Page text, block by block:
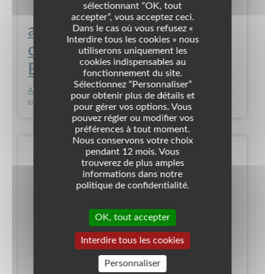
association des parents
d'élèves du groupe scolaire
BLAISE PASCAL
Association
Enfance &Enseignement Primaire Enseignement - Formation
sélectionnant “OK, tout
accepter”, vous acceptez ceci.
Dans le cas où vous refusez «
Interdire tous les cookies » nous
utiliserons uniquement les
cookies indispensables au
fonctionnement du site.
Sélectionnez “Personnaliser”
pour obtenir plus de détails et
pour gérer vos options. Vous
pouvez régler ou modifier vos
préférences à tout moment.
Nous conservons votre choix
pendant 12 mois. Vous
trouverez de plus amples
informations dans notre
politique de confidentialité.
OK, tout accepter
Interdire tous les cookies
Personnaliser